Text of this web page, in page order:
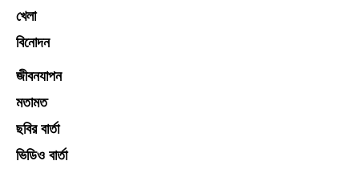
খেলা
বিনোদন
জীবনযাপন
মতামত
ছবির বার্তা
ভিডিও বার্তা